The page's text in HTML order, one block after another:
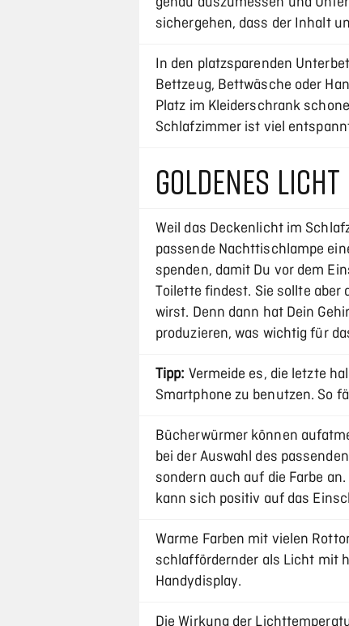
sichergehen, dass der Inhalt
In den platzsparenden
Bettzeug, Bettwäsche oder
Platz im Kleiderschrank
Schlafzimmer ist viel
GOLDENES LICHT
Weil das Deckenlicht im
passende Nachttischlampe
spenden, damit Du vor dem
Toilette findest. Sie sollte
wirst. Denn dann hat Dein
produzieren, was wichtig für
Tipp: Vermeide es, die letzte
Smartphone zu benutzen. So
Bücherwürmer können
bei der Auswahl des
sondern auch auf die Farbe
kann sich positiv auf das
Warme Farben mit vielen
schlaffördernder als Licht mit
Handydisplay.